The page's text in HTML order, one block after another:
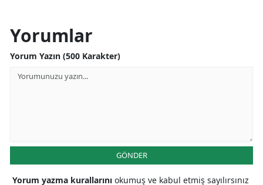
Yorumlar
Yorum Yazın (500 Karakter)
GÖNDER
Yorum yazma kurallarını okumuş ve kabul etmiş sayılırsınız